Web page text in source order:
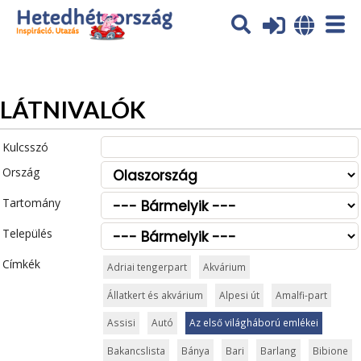
Az oldal sütiket (cookies) használ. További tájékoztatás itt:
Adatvédelmi tájékoztató
LÁTNIVALÓK
Kulcsszó
Ország
Tartomány
Település
Címkék
Adriai tengerpart Akvárium
Állatkert és akvárium Alpesi út Amalfi-part
Assisi Autó Az első világháború emlékei
Bakancslista Bánya Bari Barlang Bibione